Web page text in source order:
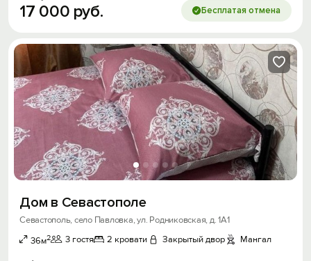
17 000 руб. Бесплатая отмена
Дом в Севастополе
Севастополь, село Павловка, ул. Родниковская, д. 1А1
36м2 3 гостя 2 кровати Закрытый двор Мангал